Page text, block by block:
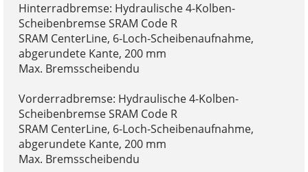
Hinterradbremse: Hydraulische 4-Kolben-
Scheibenbremse SRAM Code R
SRAM CenterLine, 6-Loch-Scheibenaufnahme,
abgerundete Kante, 200 mm
Max. Bremsscheibendu
Vorderradbremse: Hydraulische 4-Kolben-
Scheibenbremse SRAM Code R
SRAM CenterLine, 6-Loch-Scheibenaufnahme,
abgerundete Kante, 200 mm
Max. Bremsscheibendu